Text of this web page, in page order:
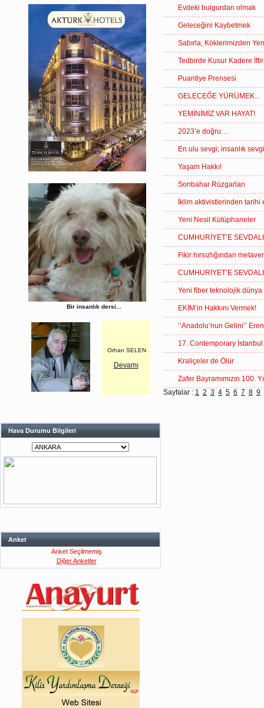
Bir insanlık dersi...
Orhan SELEN
Devamı
Hava Durumu Bilgileri
Anket
Anket Seçilmemiş
Diğer Anketler
Evdeki bulgurdan olmak
Geleceğini Kaybetmek
Sabırla, Köklerimizden
Tedbirde Kusur Kadere
Puantiye Prensesi
GELECEĞE YÜRÜMEK...
YEMİNİMİZ VAR HAYAT!
2023’e doğru…
En ulu sevgi; insanlık
Yaşam Hakkı!
Sonbahar Rüzgarları
İklim aktivistlerinden tarihi
Yeni Nesil Kütüphaneler
CUMHURİYET’E
Fikir hırsızlığından
CUMHURİYET’E
Yeni fiber teknolojik dünya
EKİM’in Hakkını Vermek!
‘’Anadolu’nun Gelini’’
17. Contemporary İstanbul
Kraliçeler de Ölür
Zafer Bayramımızın 100.
Sayfalar : 1 2 3 4 5 6 7 8 9